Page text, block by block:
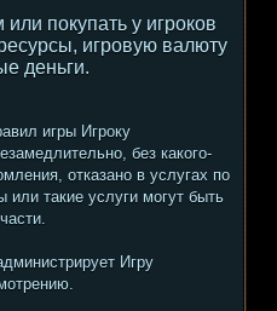
покупать у игроков
игровую валюту
деньги.
игры Игроку
без какого-
отказано в услугах по
или такие услуги могут быть
Игру